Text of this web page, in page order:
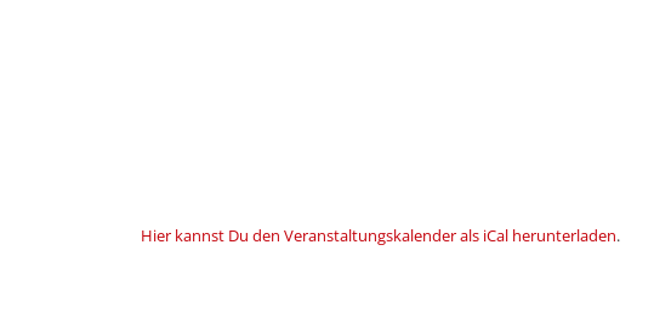
Hier kannst Du den Veranstaltungskalender als iCal herunterladen.